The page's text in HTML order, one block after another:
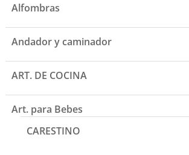
Alfombras
Andador y caminador
ART. DE COCINA
Art. para Bebes
CARESTINO